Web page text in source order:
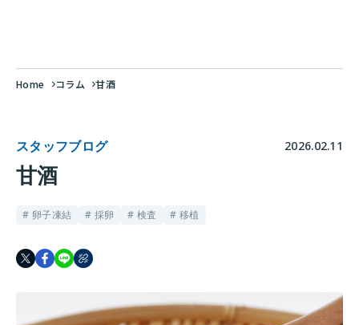
Home コラム 甘酒
スタッフブログ 2026.02.11
甘酒
# 卵子凍結 # 採卵 # 検査 # 移植